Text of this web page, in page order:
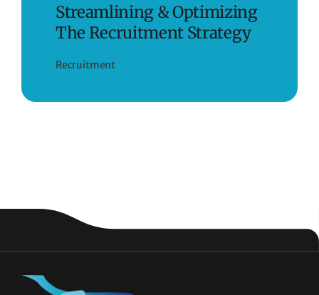
Streamlining & Optimizing
The Recruitment Strategy
Recruitment